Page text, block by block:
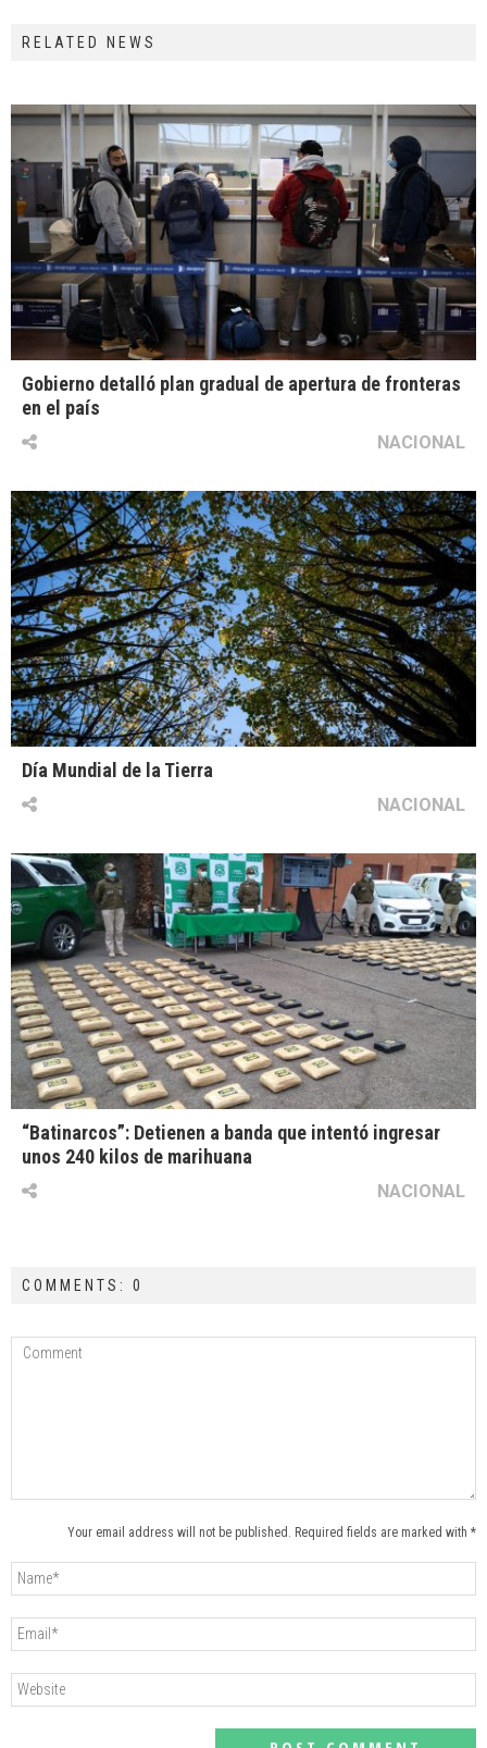
RELATED NEWS
Gobierno detalló plan gradual de apertura de fronteras
en el país
NACIONAL
Día Mundial de la Tierra
NACIONAL
“Batinarcos”: Detienen a banda que intentó ingresar
unos 240 kilos de marihuana
NACIONAL
COMMENTS: 0
Your email address will not be published. Required fields are marked with *